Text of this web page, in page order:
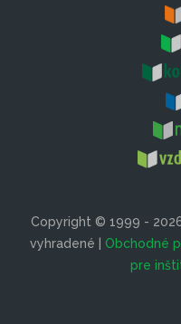
Copyright © 1999 -
vyhradené | Obchodné
pre